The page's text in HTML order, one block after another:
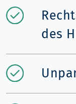
des